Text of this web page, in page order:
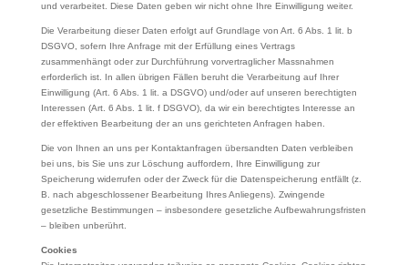
und verarbeitet. Diese Daten geben wir nicht ohne Ihre Einwilligung weiter.
Die Verarbeitung dieser Daten erfolgt auf Grundlage von Art. 6 Abs. 1 lit. b
DSGVO, sofern Ihre Anfrage mit der Erfüllung eines Vertrags
zusammenhängt oder zur Durchführung vorvertraglicher Massnahmen
erforderlich ist. In allen übrigen Fällen beruht die Verarbeitung auf Ihrer
Einwilligung (Art. 6 Abs. 1 lit. a DSGVO) und/oder auf unseren berechtigten
Interessen (Art. 6 Abs. 1 lit. f DSGVO), da wir ein berechtigtes Interesse an
der effektiven Bearbeitung der an uns gerichteten Anfragen haben.
Die von Ihnen an uns per Kontaktanfragen übersandten Daten verbleiben
bei uns, bis Sie uns zur Löschung auffordern, Ihre Einwilligung zur
Speicherung widerrufen oder der Zweck für die Datenspeicherung entfällt (z.
B. nach abgeschlossener Bearbeitung Ihres Anliegens). Zwingende
gesetzliche Bestimmungen – insbesondere gesetzliche Aufbewahrungsfristen
– bleiben unberührt.
Cookies